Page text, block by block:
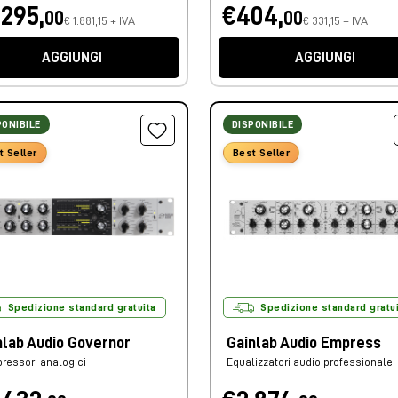
00€ 1.881,15 + IVA
AGGIUNGI
€404,00€ 331,15 + IVA
AGGIUNGI
Seller
Spedizione standard gratuita
Audio Governor
analogici
DISPONIBILE
Best Seller
Spedizione standard
Gainlab Audio Empress
Equalizzatori audio professionale